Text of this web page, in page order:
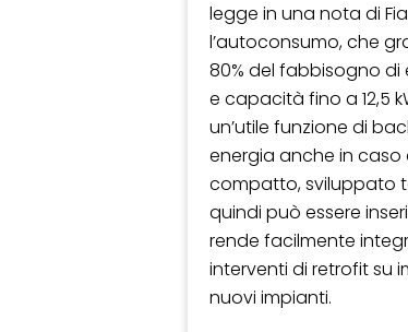
legge in una nota di
l’autoconsumo, che
80% del fabbisogno di
e capacità fino a 12,5
un’utile funzione di
energia anche in caso
compatto, sviluppato
quindi può essere
rende facilmente
interventi di retrofit su
nuovi impianti.